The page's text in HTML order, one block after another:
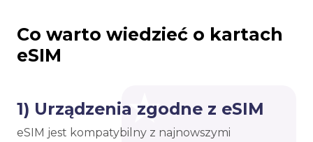
Co warto wiedzieć o kartach
eSIM
1) Urządzenia zgodne z eSIM
eSIM jest kompatybilny z najnowszymi